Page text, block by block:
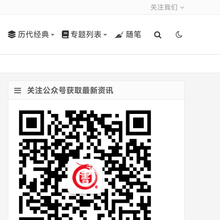
关注我们
历代经典 专题列表 随笔
关注公众号获取最新资讯